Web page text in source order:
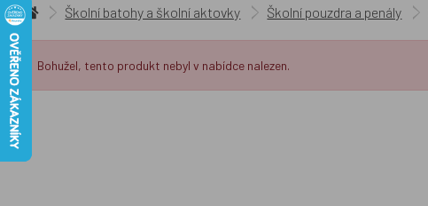
Školní batohy a školní aktovky Školní pouzdra a penály
Bohužel, tento produkt nebyl v nabídce nalezen.